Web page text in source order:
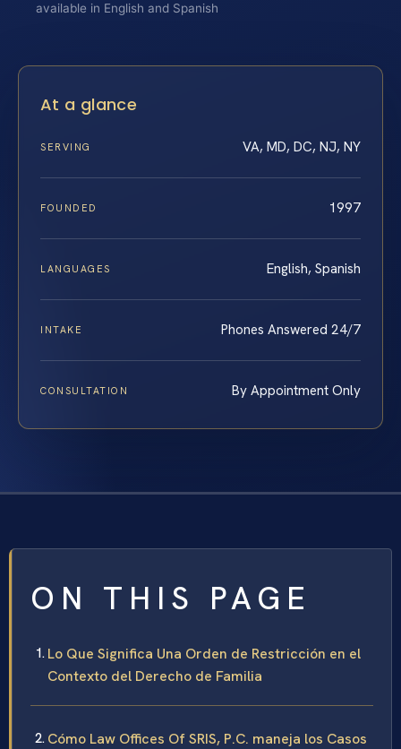
available in English and Spanish
At a glance
SERVING VA, MD, DC, NJ, NY
FOUNDED 1997
LANGUAGES English, Spanish
INTAKE Phones Answered 24/7
CONSULTATION By Appointment Only
ON THIS PAGE
Lo Que Significa Una Orden de Restricción en el
Contexto del Derecho de Familia
Cómo Law Offices Of SRIS, P.C. maneja los Casos